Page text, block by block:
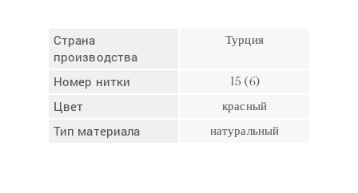
Страна
производства
Турция
Номер нитки 15 (6)
Цвет красный
Тип материала натуральный